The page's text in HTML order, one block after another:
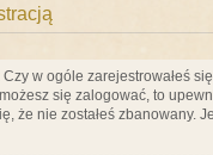
w ogóle zarejestrowałeś
się zalogować, to
że nie zostałeś zbanowany.